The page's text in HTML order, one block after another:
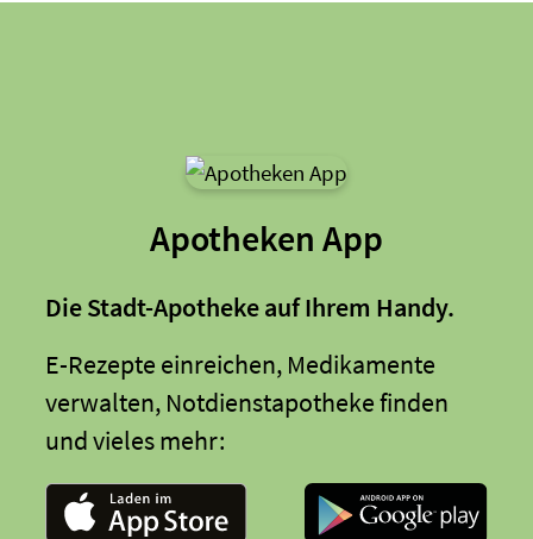
Apotheken App
Die Stadt-Apotheke auf Ihrem Handy.
E-Rezepte einreichen, Medikamente
verwalten, Notdienstapotheke finden
und vieles mehr: